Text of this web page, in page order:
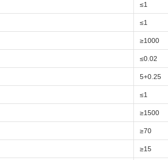
≤1
≤1
≥1000
≤0.02
5+0.25
≤1
≥1500
≥70
≥15